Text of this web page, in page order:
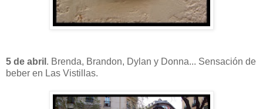
5 de abril . Brenda, Brandon, Dylan y Donna... Sensación de
beber en Las Vistillas.